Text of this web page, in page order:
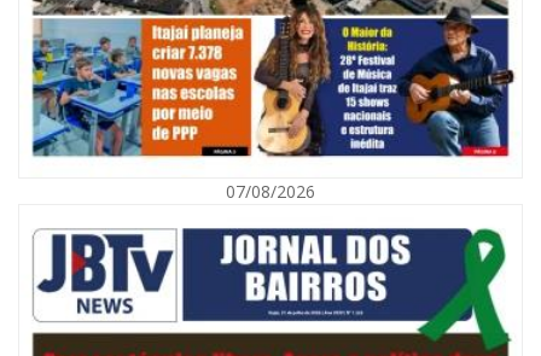
Defesa Civil orienta população sobre descarte correto de lixo para
prevenir alagamentos
NAVEGANTES
07/08/2026